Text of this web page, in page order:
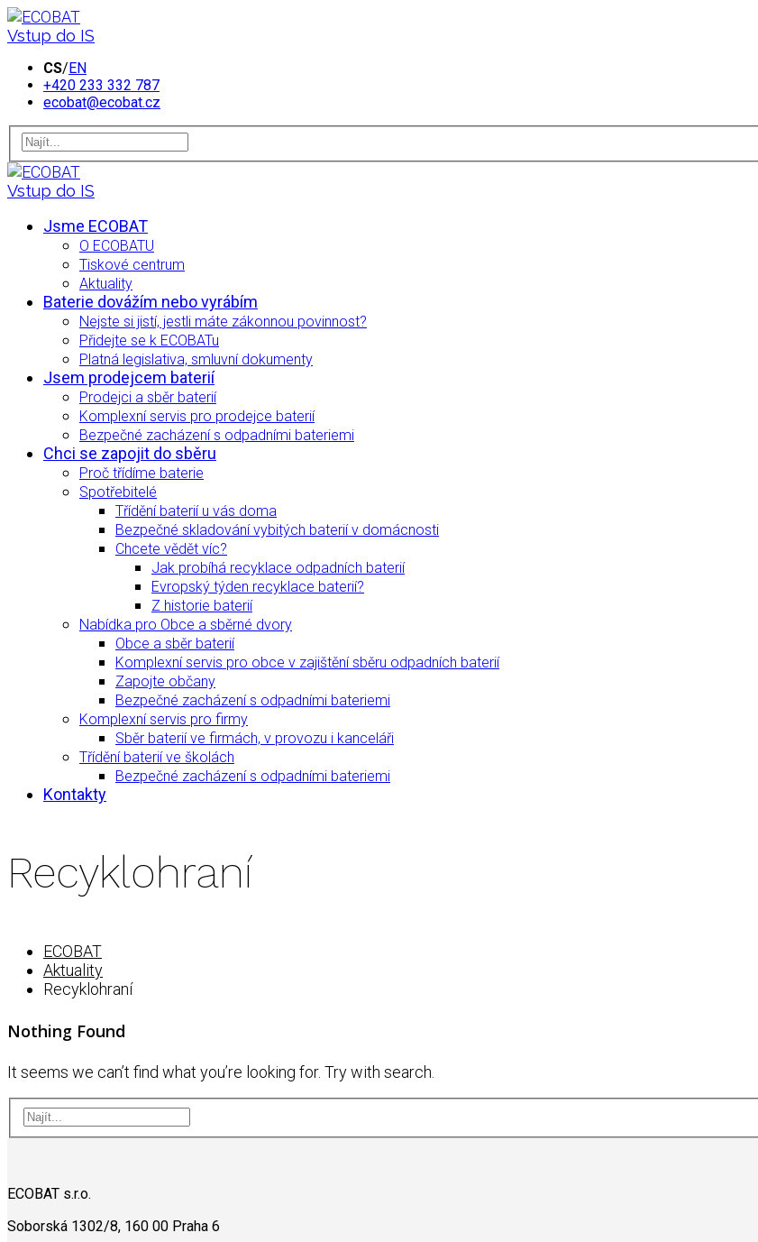
Vstup do IS
CS/EN
+420 233 332 787
ecobat@ecobat.cz
Vstup do IS
Jsme ECOBAT
O ECOBATU
Tiskové centrum
Aktuality
Baterie dovážím nebo vyrábím
Nejste si jistí, jestli máte zákonnou povinnost?
Přidejte se k ECOBATu
Platná legislativa, smluvní dokumenty
Jsem prodejcem baterií
Prodejci a sběr baterií
Komplexní servis pro prodejce baterií
Bezpečné zacházení s odpadními bateriemi
Chci se zapojit do sběru
Proč třídíme baterie
Spotřebitelé
Třídění baterií u vás doma
Bezpečné skladování vybitých baterií v domácnosti
Chcete vědět víc?
Jak probíhá recyklace odpadních baterií
Evropský týden recyklace baterií?
Z historie baterií
Nabídka pro Obce a sběrné dvory
Obce a sběr baterií
Komplexní servis pro obce v zajištění sběru odpadních baterií
Zapojte občany
Bezpečné zacházení s odpadními bateriemi
Komplexní servis pro firmy
Sběr baterií ve firmách, v provozu i kanceláři
Třídění baterií ve školách
Bezpečné zacházení s odpadními bateriemi
Kontakty
Recyklohraní
ECOBAT
Aktuality
Recyklohraní
Nothing Found
It seems we can’t find what you’re looking for. Try with search.
ECOBAT s.r.o.
Soborská 1302/8, 160 00 Praha 6